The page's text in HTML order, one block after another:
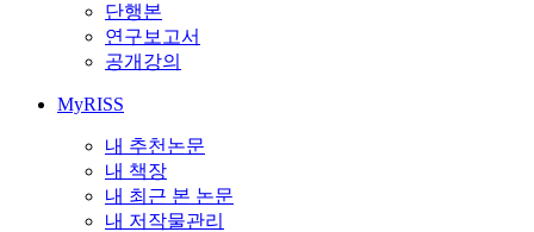
단행본
연구보고서
공개강의
MyRISS
내 추천논문
내 책장
내 최근 본 논문
내 저작물관리